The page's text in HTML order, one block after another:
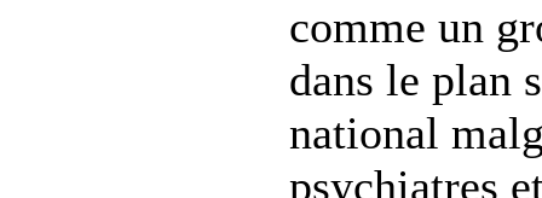
comme un
dans le plan
national
psychiatres